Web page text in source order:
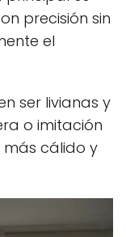
precisión sin
el
ser livianas y
o imitación
cálido y